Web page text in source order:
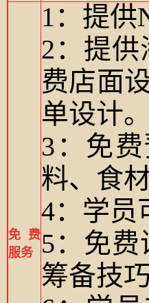
免费
服务
1：提供
2：提
费店面
单设计。
3：免
料、食
4：学员
5：免
筹备技